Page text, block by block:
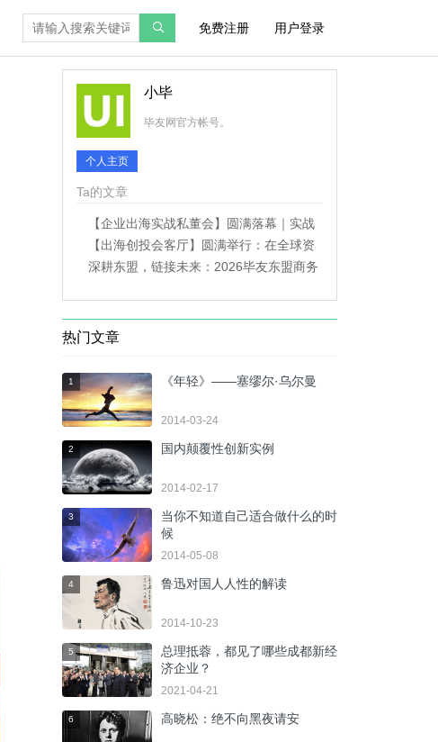
免费注册 用户登录
小毕
毕友网官方帐号。
个人主页
Ta的文章
【企业出海实战私董会】圆满落幕｜实战
拆解打通企业出海落地路径
【出海创投会客厅】圆满举行：在全球资
产再配置时代，掘金出海股权长期价值
深耕东盟，链接未来：2026毕友东盟商务
热门文章
1 《年轻》——塞缪尔·乌尔曼
2014-03-24
2 国内颠覆性创新实例
2014-02-17
3
当你不知道自己适合做什么的时
候
2014-05-08
4 鲁迅对国人人性的解读
2014-10-23
5
总理抵蓉，都见了哪些成都新经
济企业？
2021-04-21
6 高晓松：绝不向黑夜请安